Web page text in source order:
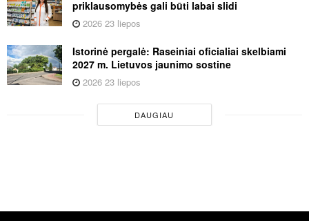
priklausomybės gali būti labai slidi
2026 23 liepos
Istorinė pergalė: Raseiniai oficialiai skelbiami
2027 m. Lietuvos jaunimo sostine
2026 23 liepos
DAUGIAU